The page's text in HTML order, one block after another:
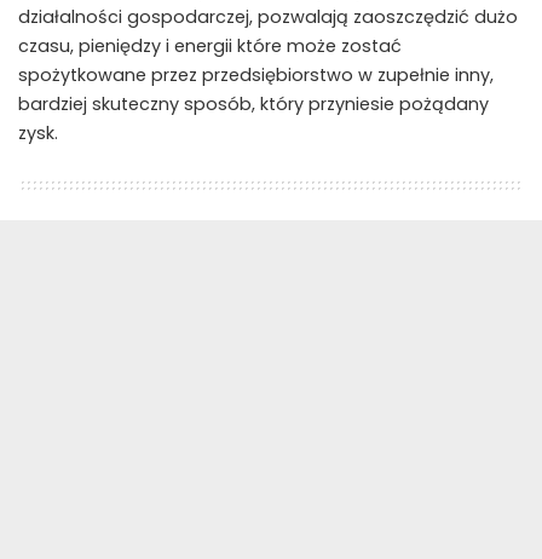
działalności gospodarczej, pozwalają zaoszczędzić dużo
czasu, pieniędzy i energii które może zostać
spożytkowane przez przedsiębiorstwo w zupełnie inny,
bardziej skuteczny sposób, który przyniesie pożądany
zysk.